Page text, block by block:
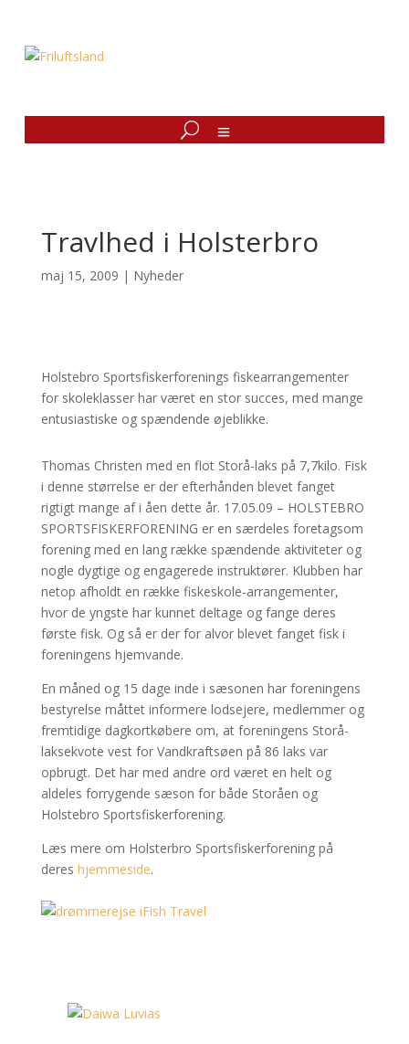
Travlhed i Holsterbro
maj 15, 2009 | Nyheder
Holstebro Sportsfiskerforenings fiskearrangementer
for skoleklasser har været en stor succes, med mange
entusiastiske og spændende øjeblikke.
Thomas Christen med en flot Storå-laks på 7,7kilo. Fisk
i denne størrelse er der efterhånden blevet fanget
rigtigt mange af i åen dette år. 17.05.09 – HOLSTEBRO
SPORTSFISKERFORENING er en særdeles foretagsom
forening med en lang række spændende aktiviteter og
nogle dygtige og engagerede instruktører. Klubben har
netop afholdt en række fiskeskole-arrangementer,
hvor de yngste har kunnet deltage og fange deres
første fisk. Og så er der for alvor blevet fanget fisk i
foreningens hjemvande.
En måned og 15 dage inde i sæsonen har foreningens
bestyrelse måttet informere lodsejere, medlemmer og
fremtidige dagkortkøbere om, at foreningens Storå-
laksekvote vest for Vandkraftsøen på 86 laks var
opbrugt. Det har med andre ord været en helt og
aldeles forrygende sæson for både Storåen og
Holstebro Sportsfiskerforening.
Læs mere om Holsterbro Sportsfiskerforening på
deres hjemmeside.